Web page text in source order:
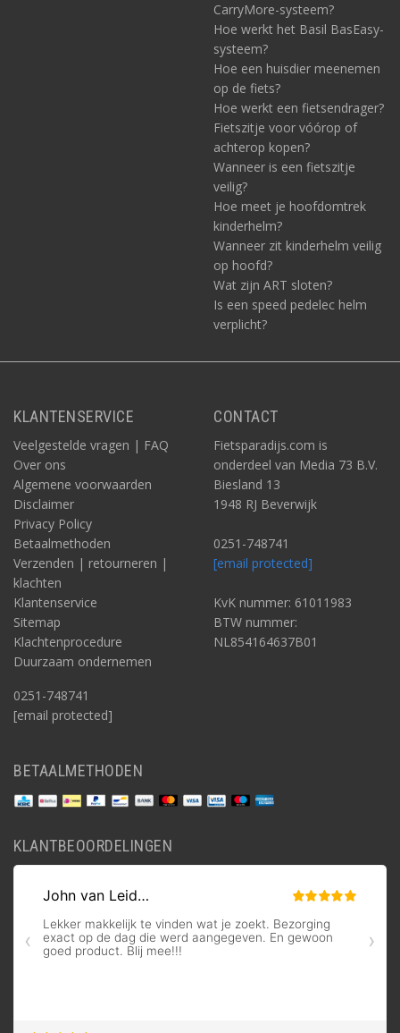
CarryMore-systeem?
Hoe werkt het Basil BasEasy-
systeem?
Hoe een huisdier meenemen
op de fiets?
Hoe werkt een fietsendrager?
Fietszitje voor vóórop of
achterop kopen?
Wanneer is een fietszitje
veilig?
Hoe meet je hoofdomtrek
kinderhelm?
Wanneer zit kinderhelm veilig
op hoofd?
Wat zijn ART sloten?
Is een speed pedelec helm
verplicht?
KLANTENSERVICE
Veelgestelde vragen | FAQ
Over ons
Algemene voorwaarden
Disclaimer
Privacy Policy
Betaalmethoden
Verzenden | retourneren |
klachten
Klantenservice
Sitemap
Klachtenprocedure
Duurzaam ondernemen
0251-748741
[email protected]
CONTACT
Fietsparadijs.com is
onderdeel van Media 73 B.V.
Biesland 13
1948 RJ Beverwijk
0251-748741
[email protected]
KvK nummer: 61011983
BTW nummer:
NL854164637B01
BETAALMETHODEN
KLANTBEOORDELINGEN